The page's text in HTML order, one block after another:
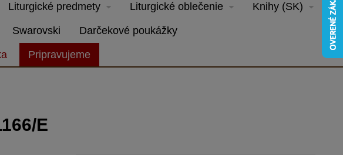
E
Liturgické predmety Liturgické oblečenie Knihy (SK)
Swarovski Darčekové poukážky
Pripravujeme